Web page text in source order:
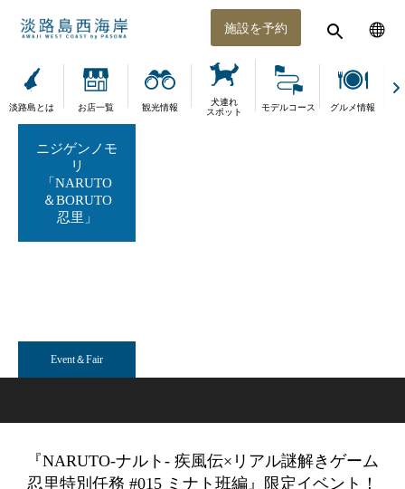
施設を予約
淡路島とは お店一覧 観光情報
犬連れ
スポット
モデルコース グルメ情報
ニジゲンノモ
リ
「NARUTO
＆BORUTO
忍里」
Event＆Fair
『NARUTO-ナルト- 疾風伝×リアル謎解きゲーム
忍里特別任務 #015 ミナト班編』限定イベント！